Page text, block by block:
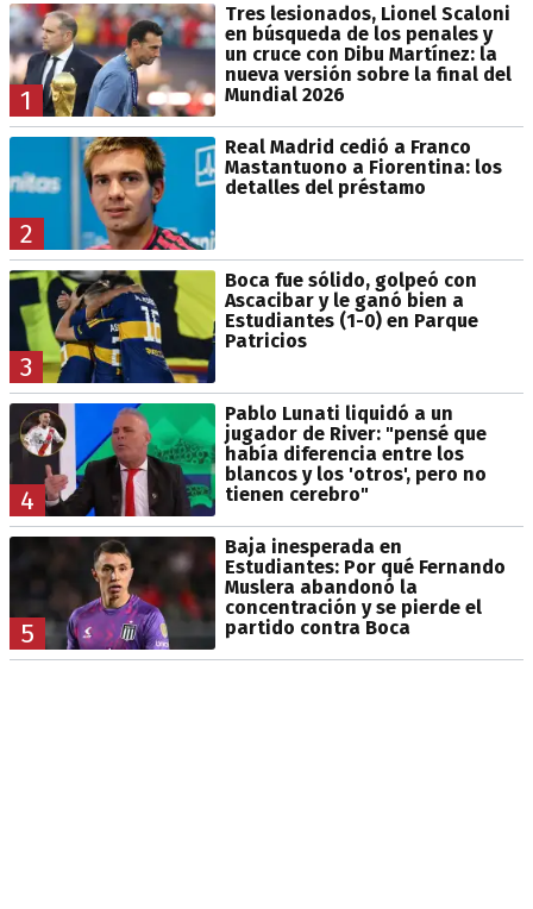
1
Tres lesionados, Lionel Scaloni
en búsqueda de los penales y
un cruce con Dibu Martínez: la
nueva versión sobre la final del
Mundial 2026
2
Real Madrid cedió a Franco
Mastantuono a Fiorentina: los
detalles del préstamo
3
Boca fue sólido, golpeó con
Ascacibar y le ganó bien a
Estudiantes (1-0) en Parque
Patricios
4
Pablo Lunati liquidó a un
jugador de River: "pensé que
había diferencia entre los
blancos y los 'otros', pero no
tienen cerebro"
5
Baja inesperada en
Estudiantes: Por qué Fernando
Muslera abandonó la
concentración y se pierde el
partido contra Boca